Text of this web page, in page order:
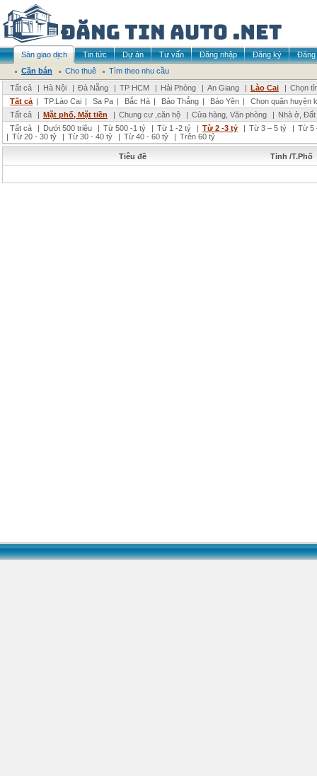
Sàn giao dịch Tin tức Dự án Tư vấn Đăng nhập Đăng ký
Đăng
Cần bán
Cho thuê
Tìm theo nhu cầu
Tất cả
| Hà Nội | Đà Nẵng | TP HCM | Hải Phòng | An Giang | Lào Cai | Chọn
Tất cả | TP.Lào Cai | Sa Pa | Bắc Hà | Bảo Thắng | Bảo Yên |
Chọn quận huyện
Tất cả
| Mặt phố, Mặt tiền | Chung cư ,căn hộ | Cửa hàng, Văn phòng | Nhà ở,
Tất cả
| Dưới 500 triệu | Từ 500 -1 tỷ | Từ 1 -2 tỷ | Từ 2 -3 tỷ | Từ 3 – 5 tỷ | Từ 5
| Từ 20 - 30 tỷ | Từ 30 - 40 tỷ | Từ 40 - 60 tỷ | Trên 60 tỷ
Tiêu đề Tỉnh /T.Phố